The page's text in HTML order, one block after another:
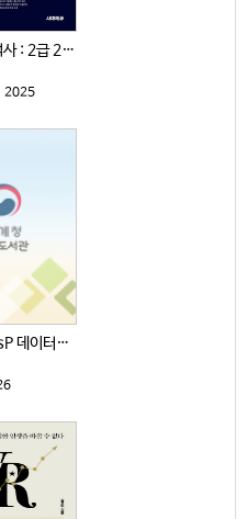
사회조사분석사 : 2급 2차|실기 : 한권으로 끝내기
2025
(2026) ADsP 데이터분석 준전문가 : 최신 기출...